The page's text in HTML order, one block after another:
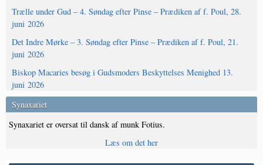
Trælle under Gud – 4. Søndag efter Pinse – Prædiken af f. Poul, 28.
juni 2026
Det Indre Mørke – 3. Søndag efter Pinse – Prædiken af f. Poul, 21.
juni 2026
Biskop Macaries besøg i Gudsmoders Beskyttelses Menighed 13.
juni 2026
Synaxariet
Synaxariet er oversat til dansk af munk Fotius.
Læs om det her